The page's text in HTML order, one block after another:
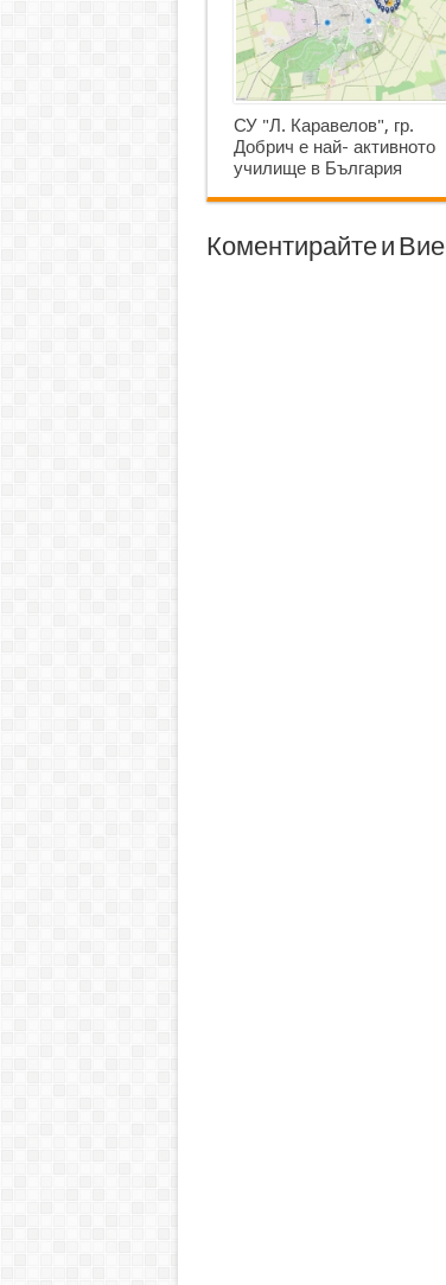
СУ "Л. Каравелов", гр.
Добрич е най- активното
училище в България
Коментирайте и Вие